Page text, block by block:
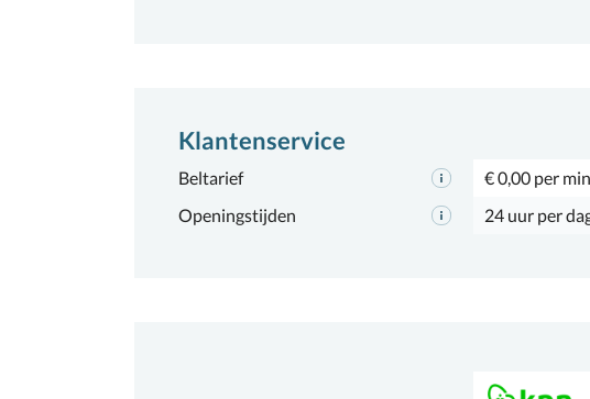
Klantenservice
Beltarief
€ 0,00 per
Openingstijden
24 uur per